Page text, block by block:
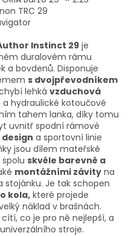
TRC 29
Instinct 29 je
duralovém rámu
a bovdenů. Disponuje
s dvojpřevodníkem
lehká vzduchová
a hydraulické kotoučové
tahem lanka, díky tomu
uvnitř spodní rámové
a sportovní linie
jsou dílem mateřské
skvěle barevně a
montážními závity na
Je tak schopen
kola, které projede
náklad v brašnách.
co je pro ně nejlepší, a
stroje.